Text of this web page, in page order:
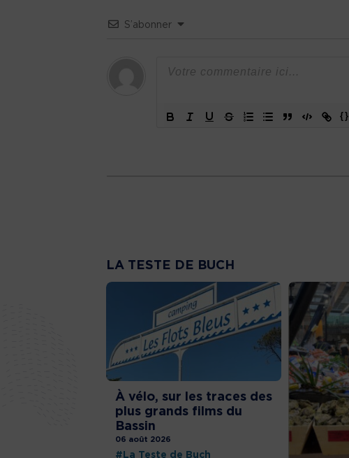
S’abonner
{}
LA TESTE DE BUCH
À vélo, sur les traces des
plus grands films du
Bassin
06 août 2026
#La Teste de Buch